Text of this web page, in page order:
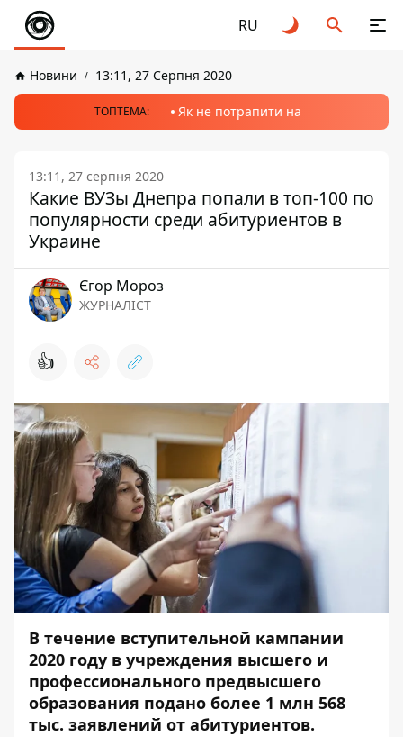
RU
Новини 13:11, 27 Серпня 2020
ТОПТЕМА: Як не потрапити на
13:11, 27 серпня 2020
Какие ВУЗы Днепра попали в топ-100 по
популярности среди абитуриентов в
Украине
Єгор Мороз
ЖУРНАЛІСТ
👍
В течение вступительной кампании
2020 году в учреждения высшего и
профессионального предвысшего
образования подано более 1 млн 568
тыс. заявлений от абитуриентов.